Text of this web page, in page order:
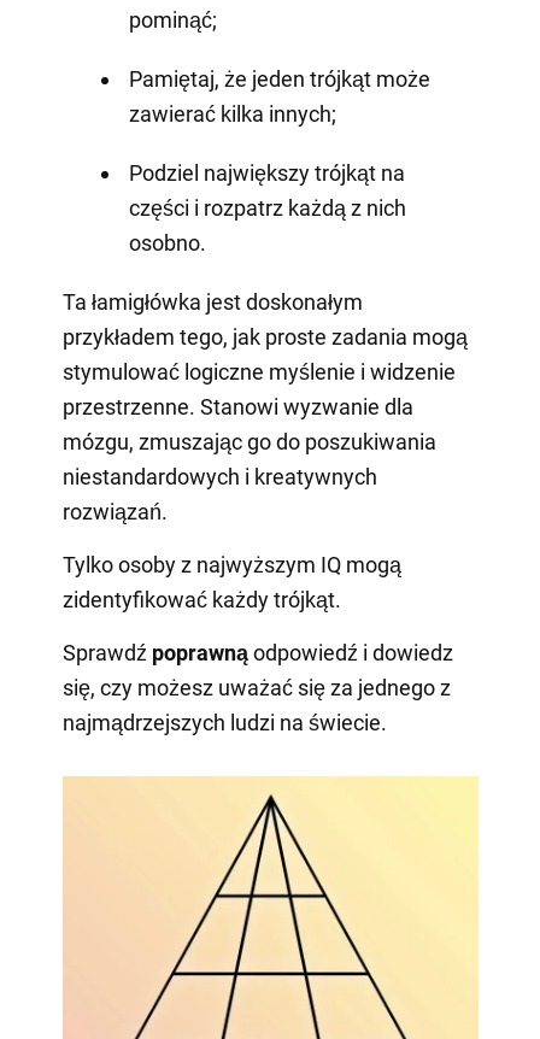
pominąć;
Pamiętaj, że jeden trójkąt może
zawierać kilka innych;
Podziel największy trójkąt na
części i rozpatrz każdą z nich
osobno.
Ta łamigłówka jest doskonałym
przykładem tego, jak proste zadania mogą
stymulować logiczne myślenie i widzenie
przestrzenne. Stanowi wyzwanie dla
mózgu, zmuszając go do poszukiwania
niestandardowych i kreatywnych
rozwiązań.
Tylko osoby z najwyższym IQ mogą
zidentyfikować każdy trójkąt.
Sprawdź poprawnąodpowiedź i dowiedz
się, czy możesz uważać się za jednego z
najmądrzejszych ludzi na świecie.